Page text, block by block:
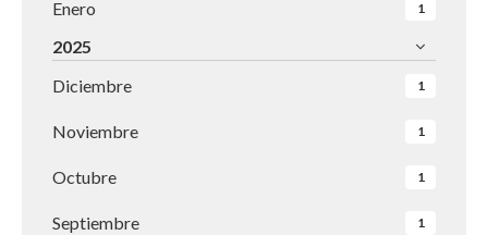
Enero 1
2025
Diciembre
1
Noviembre 1
Octubre 1
Septiembre 1